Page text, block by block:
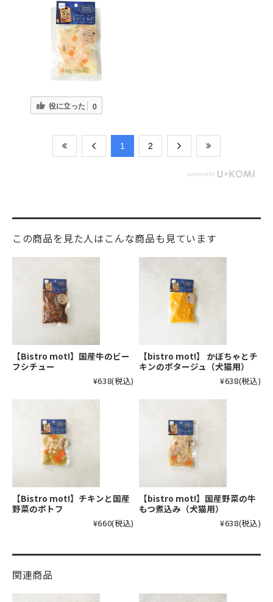
役に立った 0
​1 ​2
この商品を見た人はこんな商品も見ています
【Bistro mot!】国産牛のビー
フシチュー
¥638(税込)
【bistro mot!】 かぼちゃとチ
キンのポタージュ（犬猫用）
¥638(税込)
【Bistro mot!】チキンと国産
野菜のポトフ
¥660(税込)
【bistro mot!】国産野菜の牛
もつ煮込み（犬猫用）
¥638(税込)
関連商品